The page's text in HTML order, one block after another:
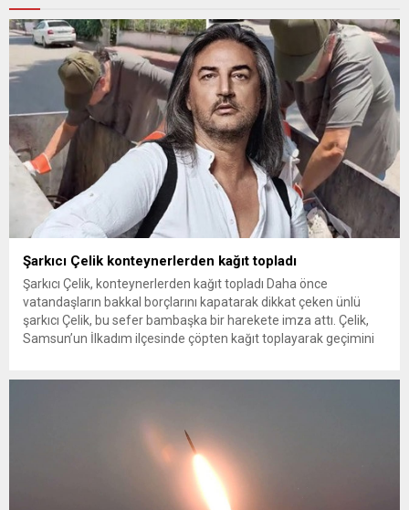
Şarkıcı Çelik konteynerlerden kağıt topladı
Şarkıcı Çelik, konteynerlerden kağıt topladı Daha önce
vatandaşların bakkal borçlarını kapatarak dikkat çeken ünlü
şarkıcı Çelik, bu sefer bambaşka bir harekete imza attı. Çelik,
Samsun’un İlkadım ilçesinde çöpten kağıt toplayarak geçimini